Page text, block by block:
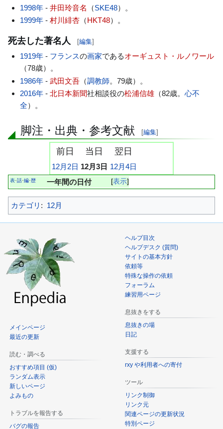
1998年 -井田玲音名 （SKE48）。
1999年 -村川緋杏 （HKT48）。
死去した著名人 [編集]
1919年 - フランスの画家であるオーギュスト・ルノワール
（78歳）。
1986年 -武田文吾 （調教師。79歳）。
2016年 -北日本新聞社相談役の松浦信雄 （82歳。心不
全）。
脚注・出典・参考文献 [編集]
前日 当日 翌日
12月2日 12月3日 12月4日
表示
表･話･編･歴 一年間の日付
カテゴリ : 12月
メインページ
最近の更新
読む・調べる
おすすめ項目 (仮)
ランダム表示
新しいページ
よみもの
トラブルを報告する
バグの報告
ヘルプ目次
ヘルプデスク (質問)
サイトの基本方針
依頼等
特殊な操作の依頼
フォーラム
練習用ページ
息抜きをする
息抜きの場
日記
支援する
rxy や利用者への寄付
ツール
リンク制御
リンク元
関連ページの更新状況
特別ページ